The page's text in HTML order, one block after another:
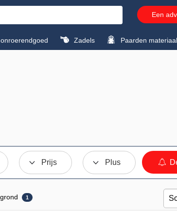
Een
Zadels Paarden materiaal
Prijs Plus
1